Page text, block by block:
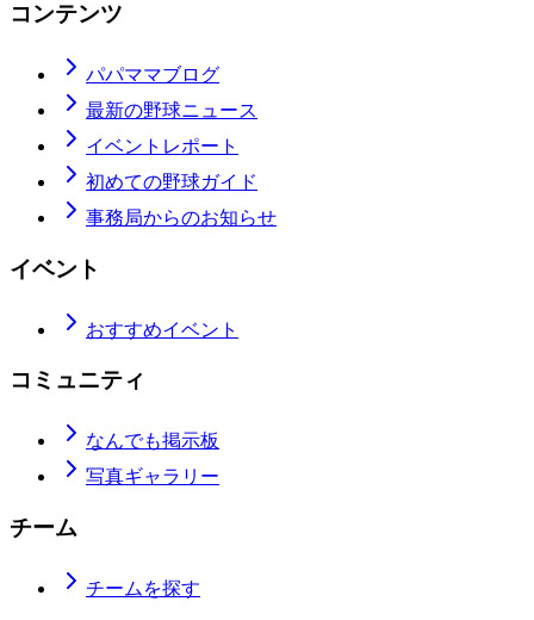
コンテンツ
パパママブログ
最新の野球ニュース
イベントレポート
初めての野球ガイド
事務局からのお知らせ
イベント
おすすめイベント
コミュニティ
なんでも掲示板
写真ギャラリー
チーム
チームを探す